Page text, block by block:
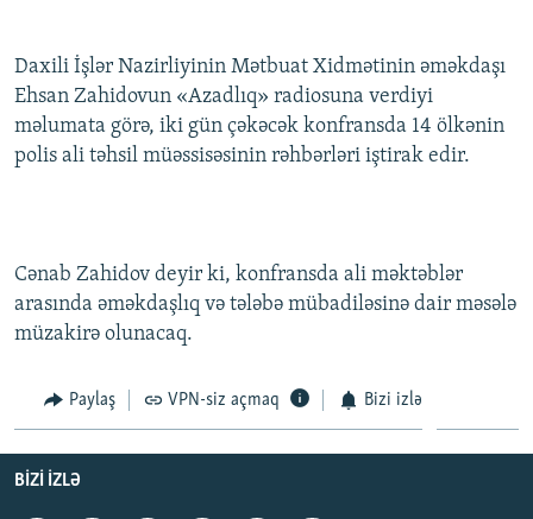
KARIKATURA
İSLAM VƏ DEMOKRATIYA
İZ - MƏDƏNIYYƏT PROQRAMI
PEŞƏ ETIKASI VƏ JURNALISTIKA STANDARTLARIMIZ
MATERIALLARIMIZDAN ISTIFADƏ
AZADLIQRADIOSU MOBIL TELEFONUNUZDA
RFE/RL-in bütün saytları
Daxili İşlər Nazirliyinin Mətbuat Xidmətinin əməkdaşı
Ehsan Zahidovun «Azadlıq» radiosuna verdiyi
məlumata görə, iki gün çəkəcək konfransda 14 ölkənin
polis ali təhsil müəssisəsinin rəhbərləri iştirak edir.
Cənab Zahidov deyir ki, konfransda ali məktəblər
arasında əməkdaşlıq və tələbə mübadiləsinə dair məsələ
müzakirə olunacaq.
Paylaş VPN-siz açmaq Bizi izlə
BIZI IZLƏ